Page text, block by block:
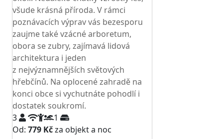
všude krásná příroda. V rámci
poznávacích výprav vás bezesporu
zaujme také vzácné arboretum,
obora se zubry, zajímavá lidová
architektura i jeden
z nejvýznamnějších světových
hřebčínů. Na oplocené zahradě na
konci obce si vychutnáte pohodlí i
dostatek soukromí.
3
1
Od: 779 Kčza objekt a noc